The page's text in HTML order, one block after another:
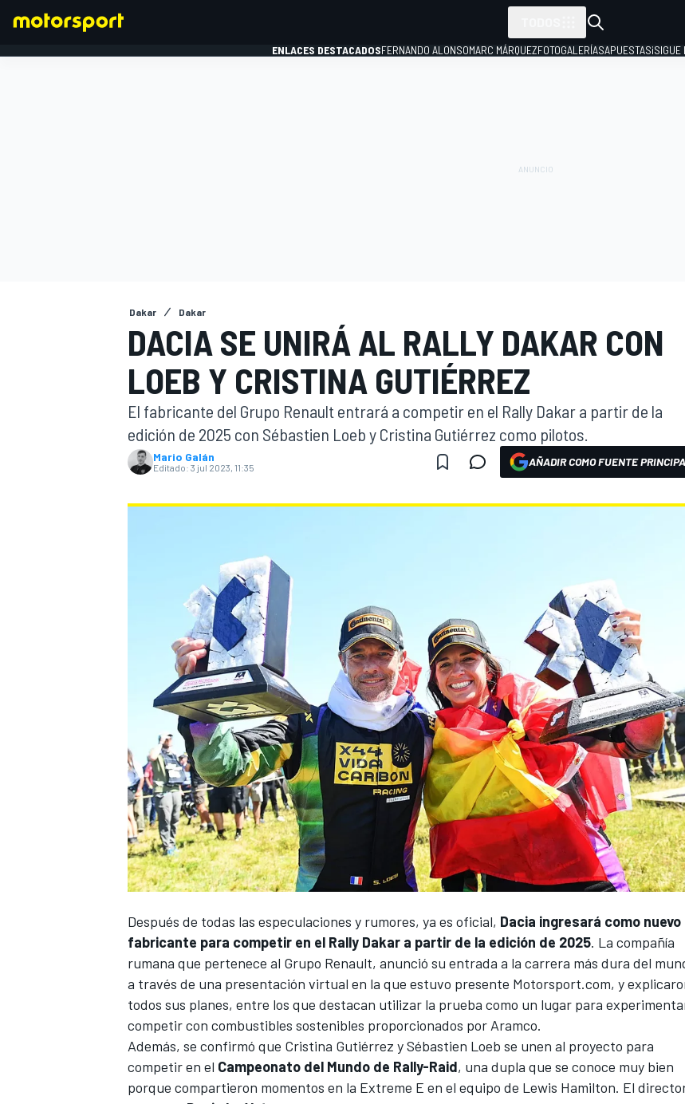
FÓRMULA E
ENLACES DESTACADOSFERNANDO ALONSOMARC MÁRQUEZFOTOGALERÍASAPUESTAS
Dakar Dakar
DACIA SE UNIRÁ AL RALLY DAKAR CON
LOEB Y CRISTINA GUTIÉRREZ
El fabricante del Grupo Renault entrará a competir en el Rally Dakar a partir de la
edición de 2025 con Sébastien Loeb y Cristina Gutiérrez como pilotos.
Mario Galán
Editado: 3 jul 2023, 11:35 AÑADIR COMO FUENTE
Después de todas las especulaciones y rumores, ya es oficial, Dacia ingresará como nuevo
fabricante para competir en el Rally Dakar a partir de la edición de 2025. La compañía
rumana que pertenece al Grupo Renault, anunció su entrada a la carrera más dura del
a través de una presentación virtual en la que estuvo presente Motorsport.com, y
todos sus planes, entre los que destacan utilizar la prueba como un lugar para
competir con combustibles sostenibles proporcionados por Aramco.
Además, se confirmó que Cristina Gutiérrez ySébastien Loeb se unen al proyecto para
competir en el Campeonato del Mundo de Rally-Raid, una dupla que se conoce muy bien
porque compartieron momentos en la Extreme E en el equipo de Lewis Hamilton. El